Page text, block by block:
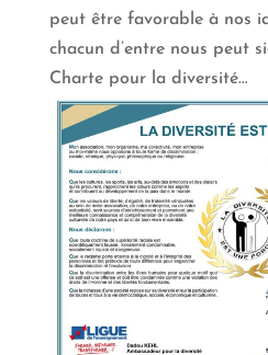
peut être favorable à nos
chacun d’entre nous peut
Charte pour la diversité…